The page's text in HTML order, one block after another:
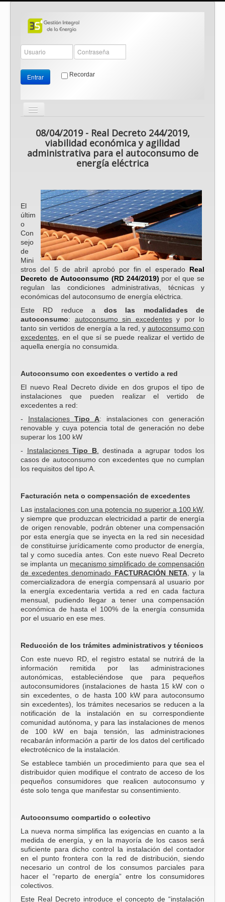
Entrar Recordar
Cambiar
08/04/2019 - Real Decreto 244/2019,
viabilidad económica y agilidad
administrativa para el autoconsumo de
energía eléctrica
El
últim
o
Con
sejo
de
Mini
stros del 5 de abril aprobó por fin el esperado Real
Decreto de Autoconsumo (RD 244/2019) por el que se
regulan las condiciones administrativas, técnicas y
económicas del autoconsumo de energía eléctrica.
Este RD reduce a dos las modalidades de
autoconsumo: autoconsumo sin excedentesy por lo
tanto sin vertidos de energía a la red, y autoconsumo con
excedentes , en el que sí se puede realizar el vertido de
aquella energía no consumida.
Autoconsumo con excedentes o vertido a red
El nuevo Real Decreto divide en dos grupos el tipo de
instalaciones que pueden realizar el vertido de
excedentes a red:
- InstalacionesTipo A: instalaciones con generación
renovable y cuya potencia total de generación no debe
superar los 100 kW
- Instalaciones Tipo B.
destinada a agrupar todos los
casos de autoconsumo con excedentes que no cumplan
los requisitos del tipo A.
Facturación neta o compensación de excedentes
Las instalaciones con una potencia no superior a 100 kW,
y siempre que produzcan electricidad a partir de energía
de origen renovable, podrán obtener una compensación
por esta energía que se inyecta en la red sin necesidad
de constituirse jurídicamente como productor de energía,
tal y como sucedía antes. Con este nuevo Real Decreto
se implanta un mecanismo simplificado de compensación
de excedentes denominado FACTURACIÓN NETA, y la
comercializadora de energía compensará al usuario por
la energía excedentaria vertida a red en cada factura
mensual, pudiendo llegar a tener una compensación
económica de hasta el 100% de la energía consumida
por el usuario en ese mes.
Reducción de los trámites administrativos y técnicos
Con este nuevo RD, el registro estatal se nutrirá de la
información remitida por las administraciones
autonómicas, estableciéndose que para pequeños
autoconsumidores (instalaciones de hasta 15 kW con o
sin excedentes, o de hasta 100 kW para autoconsumo
sin excedentes), los trámites necesarios se reducen a la
notificación de la instalación en su correspondiente
comunidad autónoma, y para las instalaciones de menos
de 100 kW en baja tensión, las administraciones
recabarán información a partir de los datos del certificado
electrotécnico de la instalación.
Se establece también un procedimiento para que sea el
distribuidor quien modifique el contrato de acceso de los
pequeños consumidores que realicen autoconsumo y
éste solo tenga que manifestar su consentimiento.
Autoconsumo compartido o colectivo
La nueva norma simplifica las exigencias en cuanto a la
medida de energía, y en la mayoría de los casos será
suficiente para dicho control la instalación del contador
en el punto frontera con la red de distribución, siendo
necesario un control de los consumos parciales para
hacer el “reparto de energía” entre los consumidores
colectivos.
Este Real Decreto introduce el concepto de “instalación